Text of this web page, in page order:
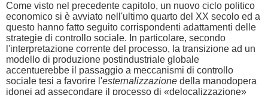
Come visto nel precedente capitolo, un nuovo ciclo politico
economico si è avviato nell'ultimo quarto del XX secolo ed a
questo hanno fatto seguito corrispondenti adattamenti delle
strategie di controllo sociale. In particolare, secondo
l'interpretazione corrente del processo, la transizione ad un
modello di produzione postindustriale globale
accentuerebbe il passaggio a meccanismi di controllo
sociale tesi a favorire l'esternalizzazione della manodopera
idonei ad assecondare il processo di «delocalizzazione»